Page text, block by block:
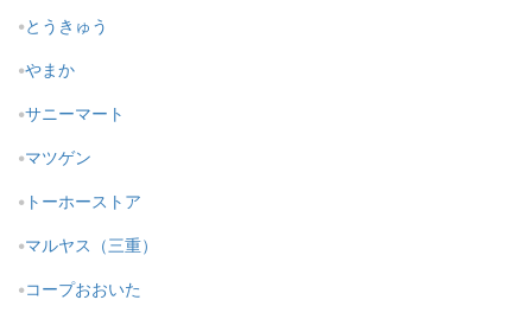
とうきゅう
やまか
サニーマート
マツゲン
トーホーストア
マルヤス（三重）
コープおおいた